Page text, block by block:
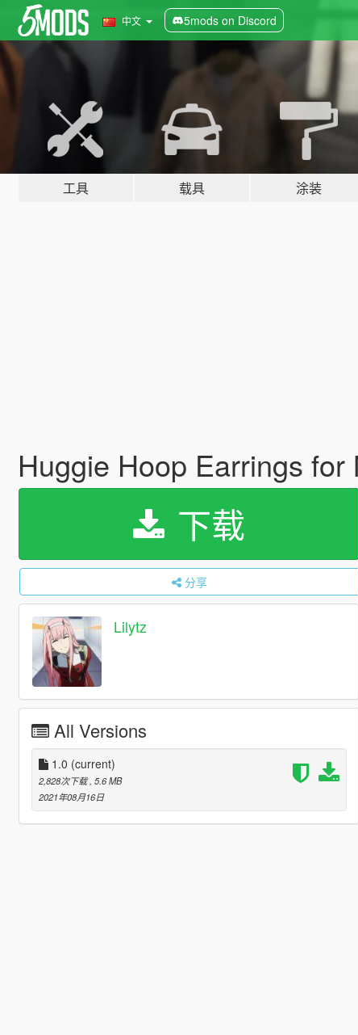
中文 5mods on Discord
工具 载具 涂装
Huggie Hoop Earrings for
下载
分享
Lilytz
All Versions
1.0 (current)
2,828次下载 , 5.6 MB
2021年08月16日